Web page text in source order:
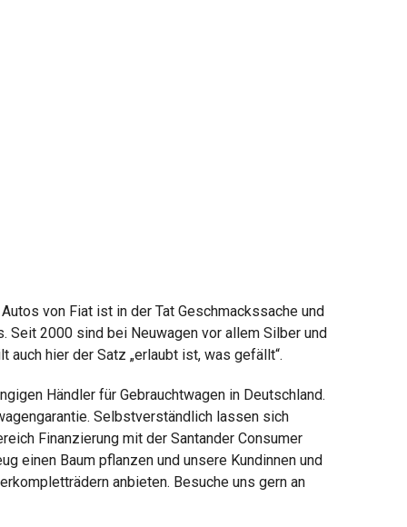
von Fiat ist in der Tat Geschmackssache und
Seit 2000 sind bei Neuwagen vor allem Silber und
hier der Satz „erlaubt ist, was gefällt“.
Händler für Gebrauchtwagen in Deutschland.
Selbstverständlich lassen sich
Finanzierung mit der Santander Consumer
einen Baum pflanzen und unsere Kundinnen und
anbieten. Besuche uns gern an